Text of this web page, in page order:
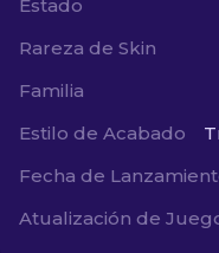
Estado
Rareza de Skin
Familia
Estilo de Acabado
Fecha de
Atualización de